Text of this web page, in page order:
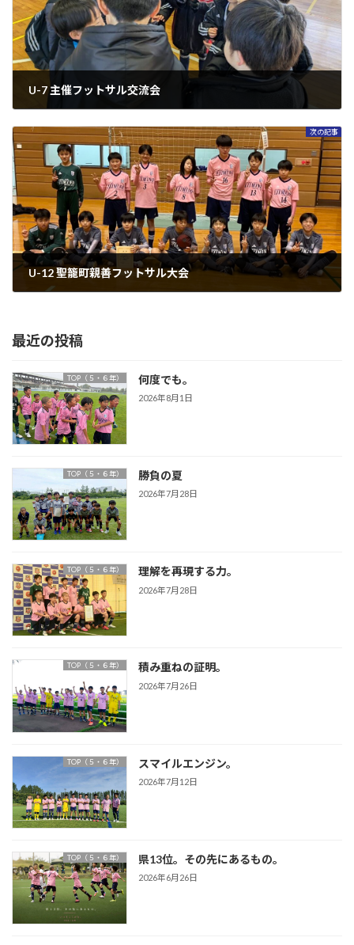
U-7 主催フットサル交流会
次の記事
U-12 聖籠町親善フットサル大会
最近の投稿
TOP（５・６年） 何度でも。
2026年8月1日
TOP（５・６年） 勝負の夏
2026年7月28日
TOP（５・６年） 理解を再現する力。
2026年7月28日
TOP（５・６年） 積み重ねの証明。
2026年7月26日
TOP（５・６年） スマイルエンジン。
2026年7月12日
TOP（５・６年） 県13位。その先にあるもの。
2026年6月26日